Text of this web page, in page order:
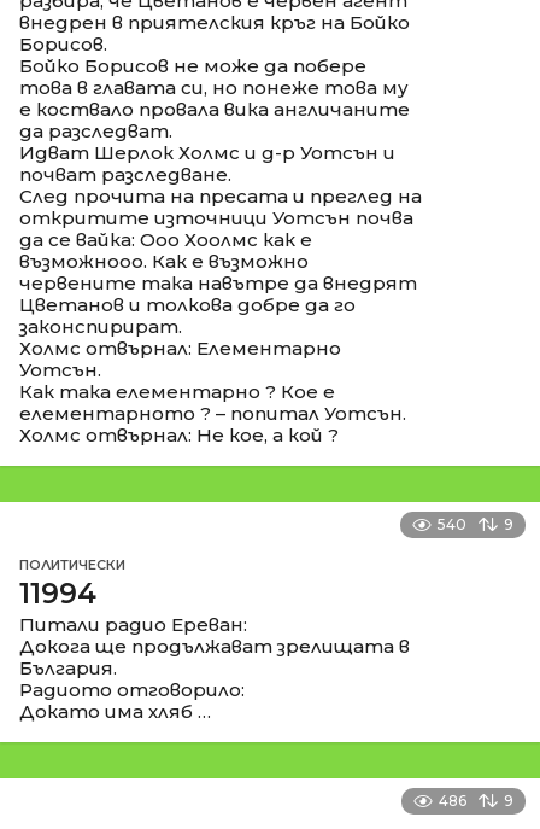
внедрен в приятелския кръг на Бойко
Борисов.
Бойко Борисов не може да побере
това в главата си, но понеже това му
е коствало провала вика англичаните
да разследват.
Идват Шерлок Холмс и д-р Уотсън и
почват разследване.
След прочита на пресата и преглед на
откритите източници Уотсън почва
да се вайка: Ооо Хоолмс как е
възможнооо. Как е възможно
червените така навътре да внедрят
Цветанов и толкова добре да го
законспирират.
Холмс отвърнал: Елементарно
Уотсън.
Как така елементарно ? Кое е
елементарното ? – попитал Уотсън.
Холмс отвърнал: Не кое, а кой ?
540 9
ПОЛИТИЧЕСКИ
11994
Питали радио Ереван:
Докога ще продължават зрелищата в
България.
Радиото отговорило:
Докато има хляб …
486 9